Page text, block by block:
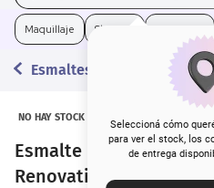
Seleccioná cómo
para ver el stock, los
de entrega
Maquillaje Skincare
Esmaltes
NO HAY STOCK
Esmalte para Uñas
Renovation 760 Bee
loreal
4. brochas
5. corrector
6. rubor